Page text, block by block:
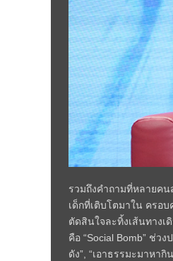
รวมถึงคำถามที่หลายคน
เด็กที่เติบโตมาใน ครอ
ตัดสินใจละทิ้งเส้นทาง
คือ “Social Bomb” ช่ว
ดัง”, “เอาธรรมะมาหา